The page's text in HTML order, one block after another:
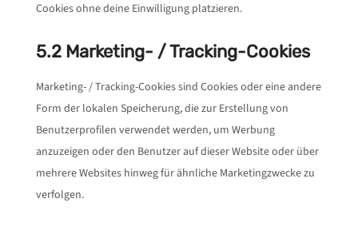
Cookies ohne deine Einwilligung platzieren.
5.2 Marketing- / Tracking-Cookies
Marketing- / Tracking-Cookies sind Cookies oder eine andere
Form der lokalen Speicherung, die zur Erstellung von
Benutzerprofilen verwendet werden, um Werbung
anzuzeigen oder den Benutzer auf dieser Website oder über
mehrere Websites hinweg für ähnliche Marketingzwecke zu
verfolgen.